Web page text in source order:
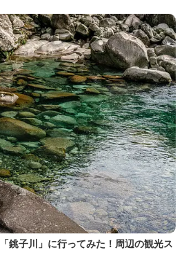
銚子川」に行ってみた！周辺の観光ス